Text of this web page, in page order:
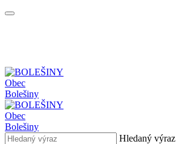
Obec
Bolešiny
Obec
Bolešiny
Hledaný výraz